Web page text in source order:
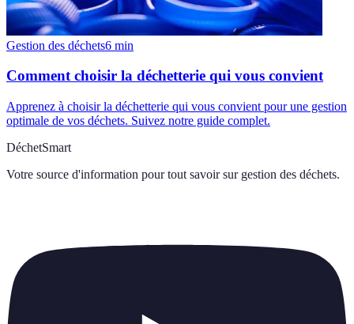
Gestion des déchets6 min
Comment choisir la déchetterie qui vous convient
Apprenez à choisir la déchetterie qui vous convient pour une gestion
optimale de vos déchets. Suivez notre guide complet.
DéchetSmart
Votre source d'information pour tout savoir sur gestion des déchets.